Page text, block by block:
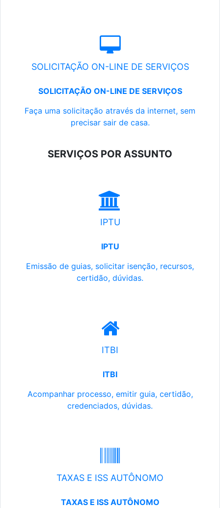
SOLICITAÇÃO ON-LINE DE SERVIÇOS
SOLICITAÇÃO ON-LINE DE SERVIÇOS
Faça uma solicitação através da internet, sem
precisar sair de casa.
SERVIÇOS POR ASSUNTO
IPTU
IPTU
Emissão de guias, solicitar isenção, recursos,
certidão, dúvidas.
ITBI
ITBI
Acompanhar processo, emitir guia, certidão,
credenciados, dúvidas.
TAXAS E ISS AUTÔNOMO
TAXAS E ISS AUTÔNOMO